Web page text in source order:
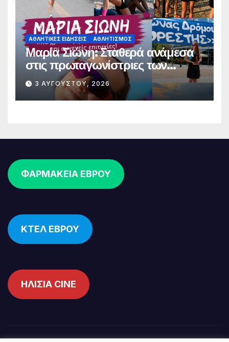
ΑΘΛΗΤΙΚΈΣ ΕΙΔΉΣΕΙΣ ΑΘΛΗΤΙΣΜΌΣ
Μαρία Σιώνη: Σταθερά ανάμεσα
στις πρωταγωνίστριες των
δρομικών διοργανώσεων
3 ΑΥΓΟΎΣΤΟΥ, 2026
ΦΑΡΜΑΚΕΙΑ ΕΒΡΟΥ
ΚΤΕΛ ΕΒΡΟΥ
ΗΛΙΣΙΑ CINE